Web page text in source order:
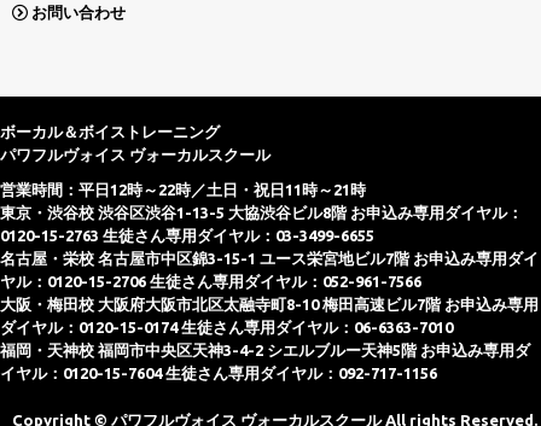
お問い合わせ
ボーカル＆ボイストレーニング
パワフルヴォイス ヴォーカルスクール
営業時間：平日12時～22時／土日・祝日11時～21時
東京・渋谷校 渋谷区渋谷1-13-5 大協渋谷ビル8階 お申込み専用ダイヤル：
0120-15-2763 生徒さん専用ダイヤル：03-3499-6655
名古屋・栄校 名古屋市中区錦3-15-1 ユース栄宮地ビル7階 お申込み専用ダイ
ヤル：0120-15-2706 生徒さん専用ダイヤル：052-961-7566
大阪・梅田校 大阪府大阪市北区太融寺町8-10 梅田高速ビル7階 お申込み専用
ダイヤル：0120-15-0174 生徒さん専用ダイヤル：06-6363-7010
福岡・天神校 福岡市中央区天神3-4-2 シエルブルー天神5階 お申込み専用ダ
イヤル：0120-15-7604 生徒さん専用ダイヤル：092-717-1156
Copyright © パワフルヴォイス ヴォーカルスクールAll rights Reserved.